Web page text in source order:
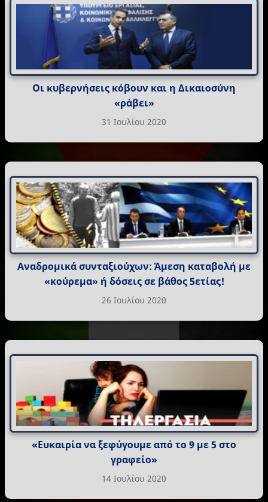
Οι κυβερνήσεις κόβουν και η Δικαιοσύνη
«ράβει»
31 Ιουλίου 2020
Αναδρομικά συνταξιούχων: Άμεση καταβολή με
«κούρεμα» ή δόσεις σε βάθος 5ετίας!
26 Ιουλίου 2020
«Ευκαιρία να ξεφύγουμε από το 9 με 5 στο
γραφείο»
14 Ιουλίου 2020